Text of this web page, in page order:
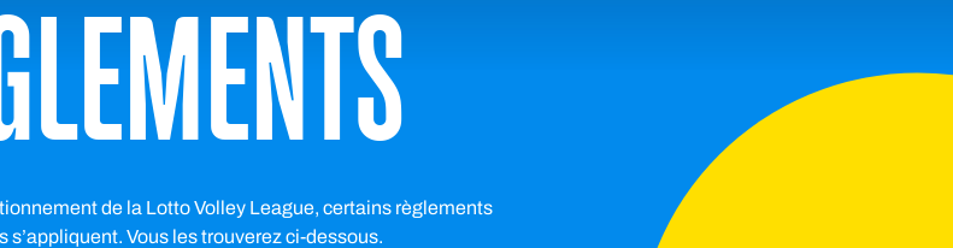
de la Lotto Volley League, certains règlements
s’appliquent. Vous les trouverez ci-dessous.